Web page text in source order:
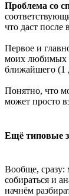
Проблема со
что даст после
Первое и
моих любимых
ближайшего (1
Понятно, что
может просто
Ещё типовые
Вообще, сразу:
собираться и
начнём